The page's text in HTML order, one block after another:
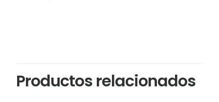
Multiefectos Valeton GP-50
Productos relacionados